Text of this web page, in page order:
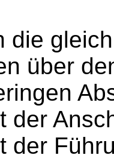
die
über
der
der